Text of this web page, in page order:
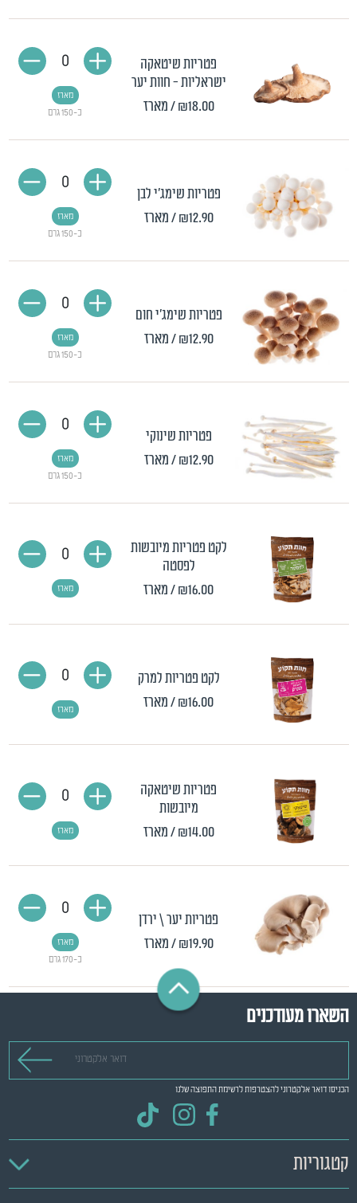
פטריות שיטאקה
ישראליות - חוות יער
₪18.00 / מארז כ-150 גרם
מארז
0
פטריות שימג'י לבן
₪12.90 / מארז
כ-150 גרם
מארז
0
פטריות שימג'י חום
₪12.90 / מארז
כ-150 גרם
מארז
0
פטריות שינוקי
₪12.90 / מארז
כ-150 גרם
מארז
0
לקט פטריות מיובשות
לפסטה
₪16.00/ מארז מארז
0
לקט פטריות למרק
₪16.00/ מארז מארז
0
פטריות שיטאקה
מיובשות
₪14.00 / מארז מארז
0
פטריות יער \ ירדן
₪19.90 / מארז
כ-170 גרם
מארז
0
השארו מעודכנים
הכניסו דואר אלקטרוני להצטרפות לרשימת התפוצה שלנו
קטגוריות